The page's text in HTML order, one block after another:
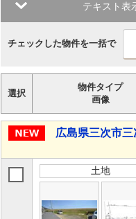
テキスト表
チェックした物件を一括で
選択
物件タイプ
画像
広島県三次市
土地